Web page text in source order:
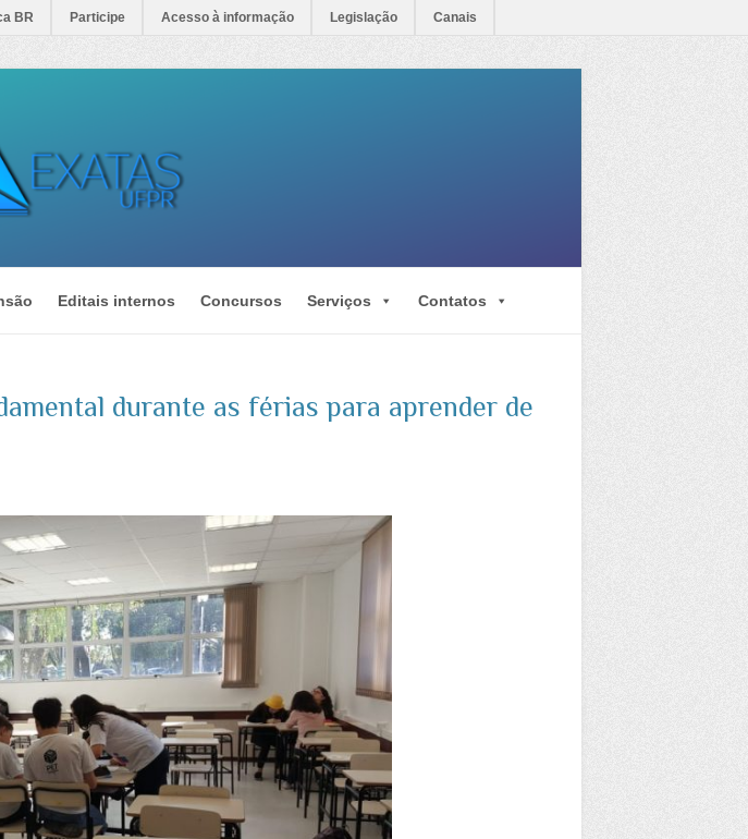
BR Participe Acesso à informação Legislação Canais
Editais internos Concursos Serviços Contatos
durante as férias para aprender de